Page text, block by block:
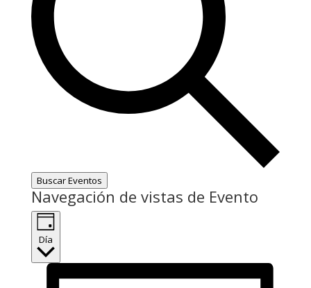
Buscar Eventos
Navegación de vistas de Evento
Día